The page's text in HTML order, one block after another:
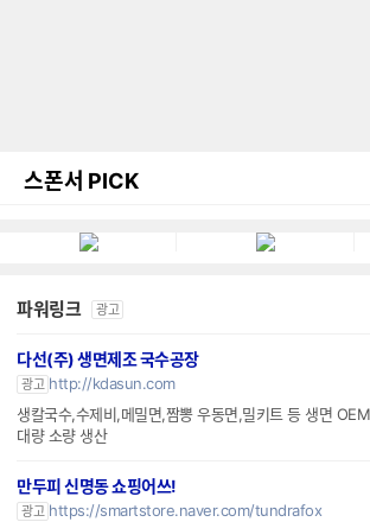
스폰서 PICK
파워링크 광고
다선(주) 생면제조 국수공장
광고 http://kdasun.com
생칼국수,수제비,메밀면,짬뽕 우동면,밀키트 등 생면
대량 소량 생산
만두피 신명동 쇼핑어쓰!
광고 https://smartstore.naver.com/tundrafox